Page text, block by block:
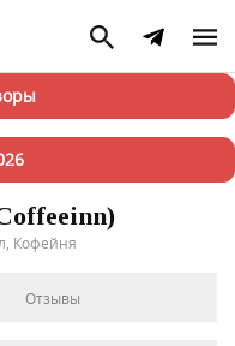
Кофейня
Отзывы